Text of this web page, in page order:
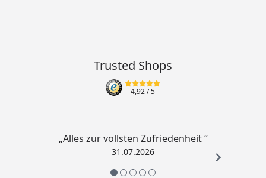
Trusted Shops
4,92/ 5
„Alles zur vollsten Zufriedenheit “
31.07.2026